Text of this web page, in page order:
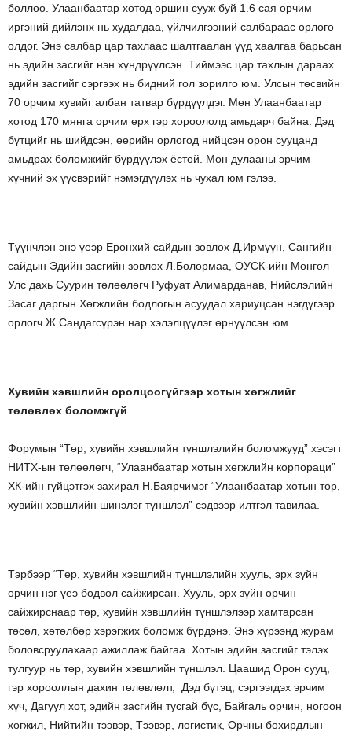
боллоо. Улаанбаатар хотод оршин сууж буй 1.6 сая орчим
иргэний дийлэнх нь худалдаа, үйлчилгээний салбараас орлого
олдог. Энэ салбар цар тахлаас шалтгаалан үүд хаалгаа барьсан
нь эдийн засгийг нэн хүндрүүлсэн. Тиймээс цар тахлын дараах
эдийн засгийг сэргээх нь бидний гол зорилго юм. Улсын төсвийн
70 орчим хувийг албан татвар бүрдүүлдэг. Мөн Улаанбаатар
хотод 170 мянга орчим өрх гэр хороололд амьдарч байна. Дэд
бүтцийг нь шийдсэн, өөрийн орлогод нийцсэн орон сууцанд
амьдрах боломжийг бүрдүүлэх ёстой. Мөн дулааны эрчим
хүчний эх үүсвэрийг нэмэгдүүлэх нь чухал юм гэлээ.
Түүнчлэн энэ үеэр Ерөнхий сайдын зөвлөх Д.Ирмүүн, Сангийн
сайдын Эдийн засгийн зөвлөх Л.Болормаа, ОУСК-ийн Монгол
Улс дахь Суурин төлөөлөгч Руфуат Алимарданав, Нийслэлийн
Засаг даргын Хөгжлийн бодлогын асуудал хариуцсан нэгдүгээр
орлогч Ж.Сандагсүрэн нар хэлэлцүүлэг өрнүүлсэн юм.
Хувийн хэвшлийн оролцоогүйгээр хотын хөгжлийг
төлөвлөх боломжгүй
Форумын “Төр, хувийн хэвшлийн түншлэлийн боломжууд” хэсэгт
НИТХ-ын төлөөлөгч, “Улаанбаатар хотын хөгжлийн корпораци”
ХК-ийн гүйцэтгэх захирал Н.Баярчимэг “Улаанбаатар хотын төр,
хувийн хэвшлийн шинэлэг түншлэл” сэдвээр илтгэл тавилаа.
Тэрбээр “Төр, хувийн хэвшлийн түншлэлийн хууль, эрх зүйн
орчин нэг үеэ бодвол сайжирсан. Хууль, эрх зүйн орчин
сайжирснаар төр, хувийн хэвшлийн түншлэлээр хамтарсан
төсөл, хөтөлбөр хэрэгжих боломж бүрдэнэ. Энэ хүрээнд журам
боловсруулахаар ажиллаж байгаа. Хотын эдийн засгийг тэлэх
тулгуур нь төр, хувийн хэвшлийн түншлэл. Цаашид Орон сууц,
гэр хорооллын дахин төлөвлөлт, Дэд бүтэц, сэргээгдэх эрчим
хүч, Дагуул хот, эдийн засгийн тусгай бүс, Байгаль орчин, ногоон
хөгжил, Нийтийн тээвэр, Тээвэр, логистик, Орчны бохирдлын